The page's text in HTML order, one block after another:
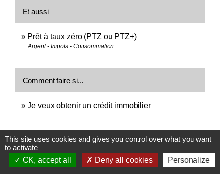
Et aussi
Prêt à taux zéro (PTZ ou PTZ+)
Argent - Impôts - Consommation
Comment faire si...
Je veux obtenir un crédit immobilier
Signaler une erreur sur cette page
This site uses cookies and gives you control over what you want
to activate
OK, accept all
Deny all cookies Personalize